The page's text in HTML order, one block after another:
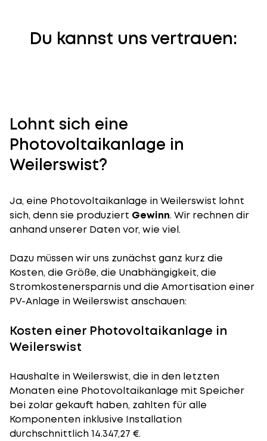
Du kannst uns vertrauen:
Lohnt sich eine
Photovoltaikanlage in
Weilerswist?
Ja, eine Photovoltaikanlage in Weilerswist lohnt
sich, denn sie produziert Gewinn. Wir rechnen dir
anhand unserer Daten vor, wie viel.
Dazu müssen wir uns zunächst ganz kurz die
Kosten, die Größe, die Unabhängigkeit, die
Stromkostenersparnis und die Amortisation einer
PV-Anlage in Weilerswist anschauen:
Kosten einer Photovoltaikanlage in
Weilerswist
Haushalte in Weilerswist, die in den letzten
Monaten eine Photovoltaikanlage mit Speicher
bei zolar gekauft haben, zahlten für alle
Komponenten inklusive Installation
durchschnittlich 14.347,27 €.